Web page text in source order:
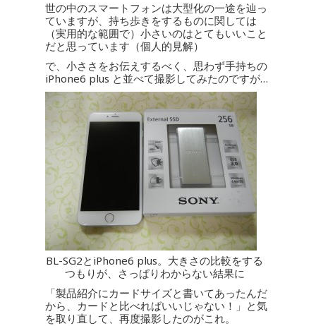
世の中のスマートフォンは大型化の一途を辿っ
ていますが、持ち歩きをするものに関しては
（実用的な範囲で）小さいのはとてもいいこと
だと思っています（個人的見解）
で、小ささをお伝えするべく、思わず手持ちの
iPhone6 plus と並べて撮影してみたのですが…
BL-SG2とiPhone6 plus。大きさの比較をする
つもりが、さっぱりわからない結果に
「製品紹介にカードサイズと書いてあったんだ
から、カードと比べればいいじゃない！」と気
を取り直して、再度撮影したのがこれ。